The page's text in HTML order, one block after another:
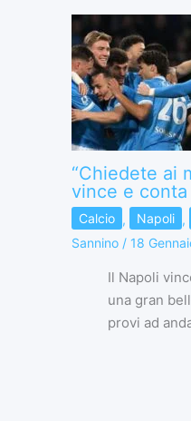
“Chiedete ai
vince e
Calcio Napoli
Sannino / 18
Il Napoli
una gran
provi ad